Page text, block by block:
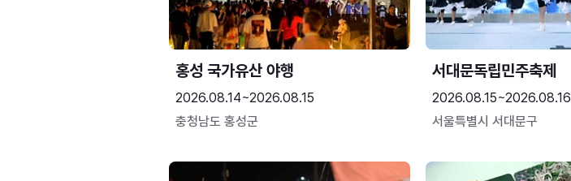
홍성 국가유산 야행
2026.08.14~2026.08.15
충청남도 홍성군
서대문독립민주축제
2026.08.15~2026.08.16
서울특별시 서대문구